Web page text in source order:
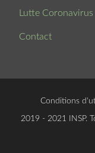
Lutte Coronavirus
Contact
Conditions
© 2019 - 2021 INSP.